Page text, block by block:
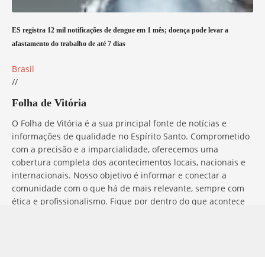
ES registra 12 mil notificações de dengue em 1 mês; doença pode levar a
afastamento do trabalho de até 7 dias
Brasil
//
Folha de Vitória
O Folha de Vitória é a sua principal fonte de notícias e
informações de qualidade no Espírito Santo. Comprometido
com a precisão e a imparcialidade, oferecemos uma
cobertura completa dos acontecimentos locais, nacionais e
internacionais. Nosso objetivo é informar e conectar a
comunidade com o que há de mais relevante, sempre com
ética e profissionalismo. Fique por dentro do que acontece